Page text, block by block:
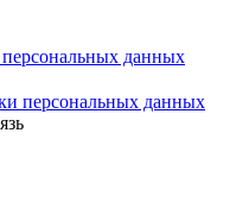
персональных данных
персональных данных